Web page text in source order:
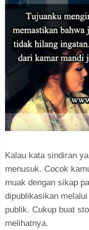
Kalau kata sindiran
menusuk. Cocok
muak dengan sikap
dipublikasikan
publik. Cukup buat
melihatnya.